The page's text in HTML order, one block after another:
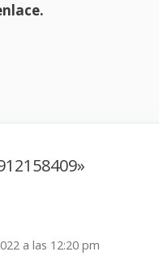
a las 12:20 pm